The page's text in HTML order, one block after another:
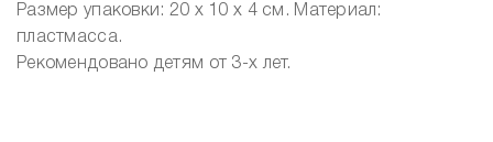
Размер упаковки: 20 х 10 х 4 см. Материал:
пластмасса.
Рекомендовано детям от 3-х лет.